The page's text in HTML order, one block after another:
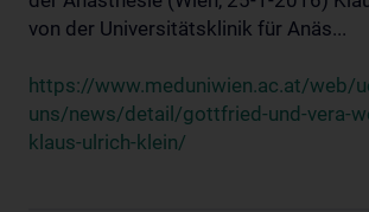
von der Universitätsklinik für Anäs...
https://www.meduniwien.ac.at/web/
uns/news/detail/gottfried-und-vera-
klaus-ulrich-klein/